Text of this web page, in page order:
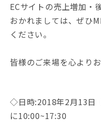
ECサイトの売上増加・
おかれましては、ぜひ
ください。
皆様のご来場を心より
◇日時:2018年2月13日
に10:00~17:30